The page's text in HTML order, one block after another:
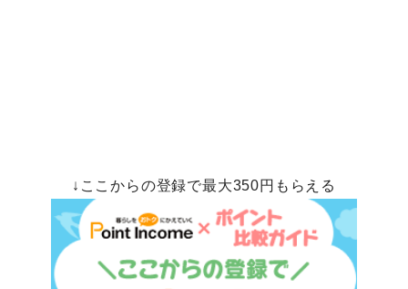
↓ここからの登録で最大350円もらえる